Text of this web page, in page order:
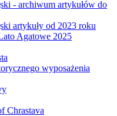
- archiwum artykułów do
artykuły od 2023 roku
Agatowe 2025
wyposażenia
Chrastava